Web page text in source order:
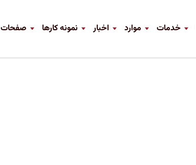
خدمات موارد اخبار نمونه کارها صفحات